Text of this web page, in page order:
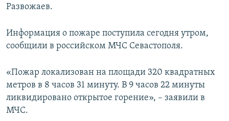
Развожаев.
Информация о пожаре поступила сегодня утром,
сообщили в российском МЧС Севастополя.
«Пожар локализован на площади 320 квадратных
метров в 8 часов 31 минуту. В 9 часов 22 минуты
ликвидировано открытое горение», – заявили в
МЧС.